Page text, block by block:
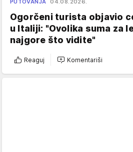
PUTOVANJA 04.08.2026.
Ogorčeni turista objavio
u Italiji: "Ovolika suma za
najgore što vidite"
Reaguj Komentariši